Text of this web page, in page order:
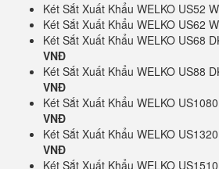
Két Sắt Xuất Khẩu WELKO US52
Két Sắt Xuất Khẩu WELKO US62
Két Sắt Xuất Khẩu WELKO US68
VNĐ
Két Sắt Xuất Khẩu WELKO US88
VNĐ
Két Sắt Xuất Khẩu WELKO
VNĐ
Két Sắt Xuất Khẩu WELKO
VNĐ
Két Sắt Xuất Khẩu WELKO